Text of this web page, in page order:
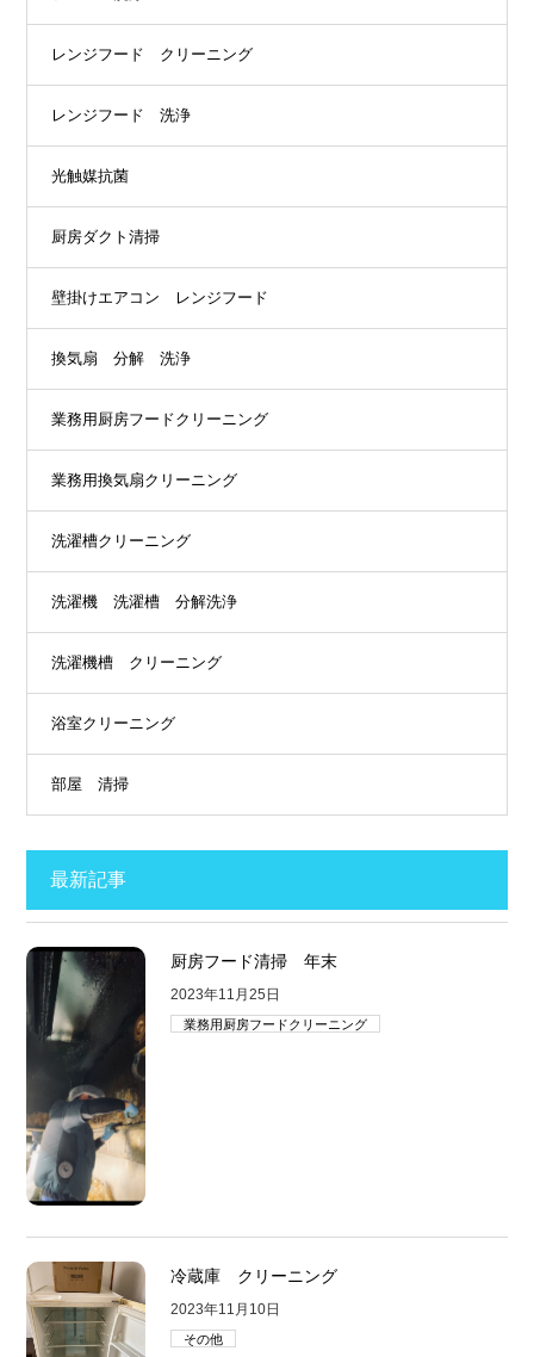
レンジフード クリーニング
レンジフード 洗浄
光触媒抗菌
厨房ダクト清掃
壁掛けエアコン レンジフード
換気扇 分解 洗浄
業務用厨房フードクリーニング
業務用換気扇クリーニング
洗濯槽クリーニング
洗濯機 洗濯槽 分解洗浄
洗濯機槽 クリーニング
浴室クリーニング
部屋 清掃
最新記事
厨房フード清掃 年末
2023年11月25日
業務用厨房フードクリーニング
冷蔵庫 クリーニング
2023年11月10日
その他